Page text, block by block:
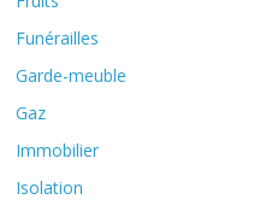
Funérailles
Garde-meuble
Gaz
Immobilier
Isolation